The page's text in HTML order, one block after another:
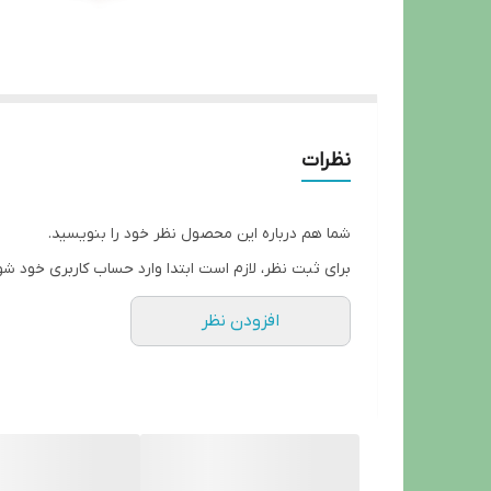
نظرات
شما هم درباره این محصول نظر خود را بنویسید.
برای ثبت نظر، لازم است ابتدا وارد حساب کاربری خود
افزودن نظر